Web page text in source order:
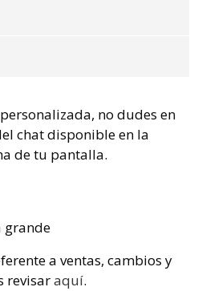
no dudes en
chat disponible en la
de tu pantalla.
grande
a ventas, cambios y
revisaraquí.